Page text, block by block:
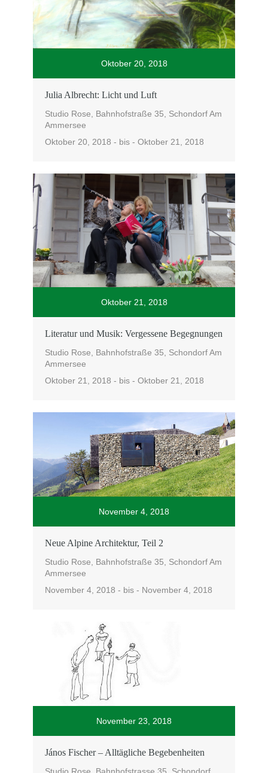
Oktober 20, 2018
Julia Albrecht: Licht und Luft
Studio Rose, Bahnhofstraße 35, Schondorf Am
Ammersee
Oktober 20, 2018 - bis - Oktober 21, 2018
Oktober 21, 2018
Literatur und Musik: Vergessene Begegnungen
Studio Rose, Bahnhofstraße 35, Schondorf Am
Ammersee
Oktober 21, 2018 - bis - Oktober 21, 2018
November 4, 2018
Neue Alpine Architektur, Teil 2
Studio Rose, Bahnhofstraße 35, Schondorf Am
Ammersee
November 4, 2018 - bis - November 4, 2018
November 23, 2018
János Fischer – Alltägliche Begebenheiten
Studio Rose, Bahnhofstrasse 35, Schondorf